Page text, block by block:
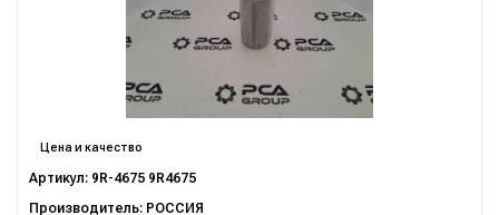
Цена и качество
Артикул: 9R-4675 9R4675
Производитель: РОССИЯ